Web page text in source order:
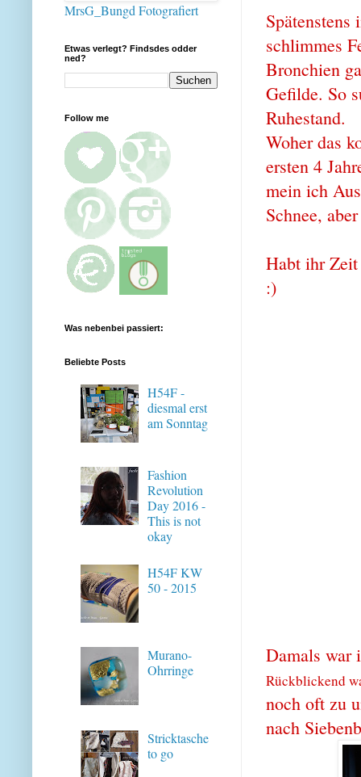
schlimmes
Bronchien
Gefilde. So
Ruhestand.
Woher das
ersten 4
mein ich
Schnee,
Habt ihr
:)
Damals war
Rückblickend
noch oft zu
nach
MrsG_Bungd Fotografiert
Etwas verlegt? Findsdes odder
ned?
Follow me
Was nebenbei passiert:
Beliebte Posts
H54F -
diesmal erst
am Sonntag
Fashion
Revolution
Day 2016 -
This is not
okay
H54F KW
50 - 2015
Murano-
Ohrringe
Stricktasche
to go